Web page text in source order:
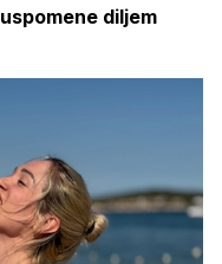
diljem